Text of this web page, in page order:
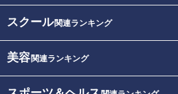
スクール関連ランキング
美容関連ランキング